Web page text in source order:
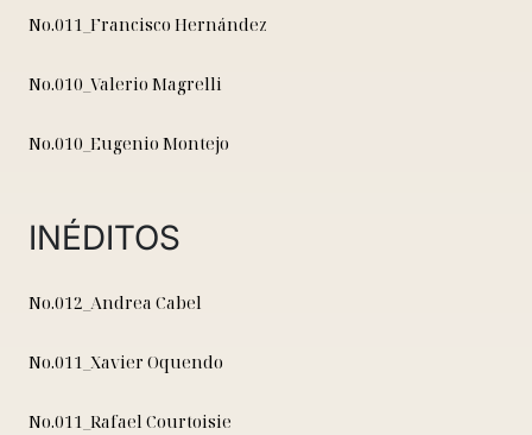
No.011_Francisco Hernández
No.010_Valerio Magrelli
No.010_Eugenio Montejo
INÉDITOS
No.012_Andrea Cabel
No.011_Xavier Oquendo
No.011_Rafael Courtoisie